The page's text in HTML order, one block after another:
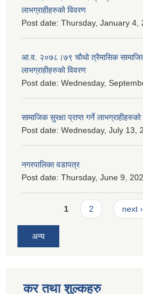
लाभग्राहीहरुको विवरण
Post date: Thursday, January 4,
आ.व. २०७८।७९ चौथो त्रैमासिक सामाजिक
लाभग्राहीहरुको विवरण
Post date: Wednesday,
सामाजिक सुरक्षा प्राप्त गर्ने
Post date: Wednesday, July 13,
नगरपालिका वडापत्र
Post date: Thursday, June 9,
Pages1 2 next ›
अन्य
कर तथा शुल्कहरु